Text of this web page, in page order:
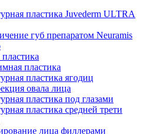
пластика Juvederm ULTRA
губ препаратом Neuramis
пластика
пластика ягодиц
овала лица
пластика под глазами
пластика средней трети
лица филлерами